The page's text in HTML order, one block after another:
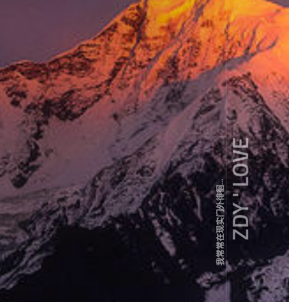
我常常在现实门外徘徊...ZDY ' LOVE